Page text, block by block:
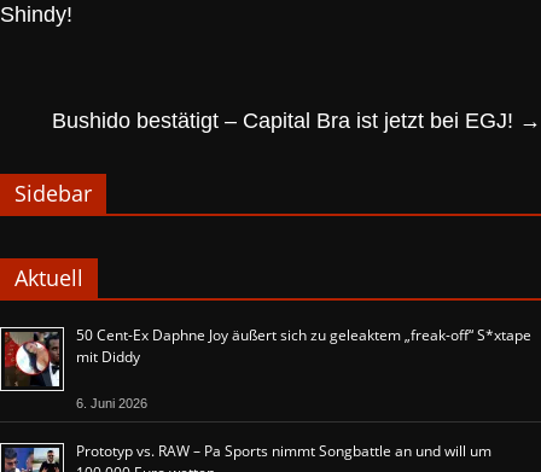
Shindy!
Bushido bestätigt – Capital Bra ist jetzt bei EGJ! →
Sidebar
Aktuell
50 Cent-Ex Daphne Joy äußert sich zu geleaktem „freak-off“ S*xtape
mit Diddy
6. Juni 2026
Prototyp vs. RAW – Pa Sports nimmt Songbattle an und will um